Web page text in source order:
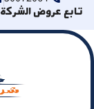
تابع عروض الشركة